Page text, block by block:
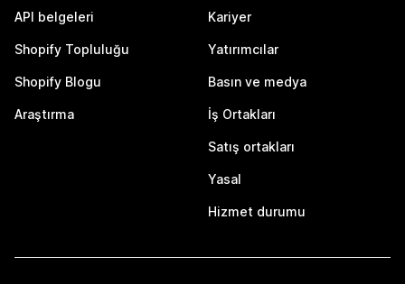
API belgeleri
Shopify Topluluğu
Shopify Blogu
Araştırma
Kariyer
Yatırımcılar
Basın ve medya
İş Ortakları
Satış ortakları
Yasal
Hizmet durumu